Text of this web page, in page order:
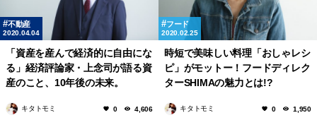
不動産
2020.04.04
「資産を産んで経済的に自由にな
る」経済評論家・上念司が語る資
産のこと、10年後の未来。
キタトモミ 0 4,606
フード
2020.02.25
時短で美味しい料理「おしゃレシ
ピ」がモットー！フードディレク
ターSHIMAの魅力とは!?
キタトモミ 0 1,950